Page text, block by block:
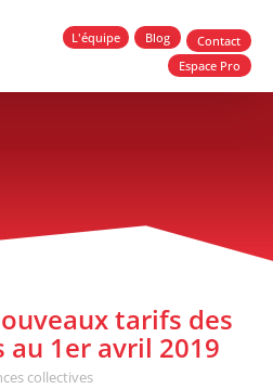
L'équipe Blog
Contact
Espace Pro
tarifs des
1er avril 2019
collectives